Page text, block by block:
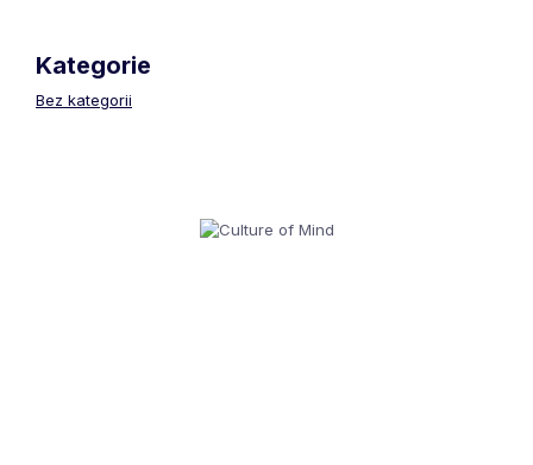
Kategorie
Bez kategorii